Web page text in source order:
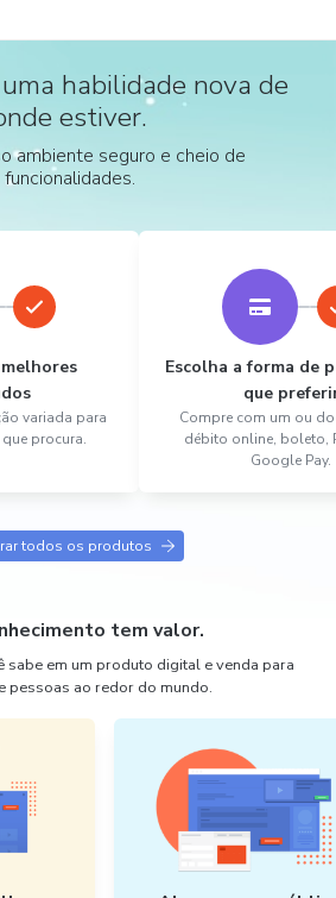
habilidade nova de
estiver.
ambiente seguro e cheio de
funcionalidades.
variada para
procura.
Escolha a forma de
que
Compre com um ou
débito online, boleto,
Google Pay.
todos os produtos
tem valor.
sabe em um produto digital e venda para
pessoas ao redor do mundo.